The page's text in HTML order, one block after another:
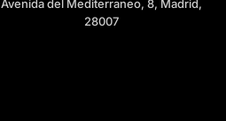
Avenida del Mediterraneo, 8, Madrid,
28007